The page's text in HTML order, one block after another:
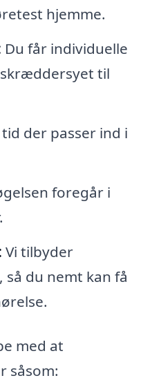
hjemme.
Du får individuelle
til
der passer ind i
foregår i
Vi tilbyder
du nemt kan få
med at
såsom: